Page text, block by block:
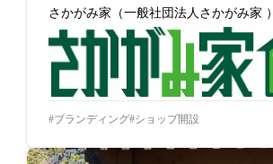
さかがみ家（一般社団法人さかがみ家 ）
ブランディング ショップ開設